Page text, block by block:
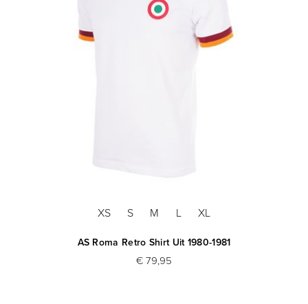
XS S M L XL
AS Roma Retro Shirt Uit 1980-1981
€ 79,95